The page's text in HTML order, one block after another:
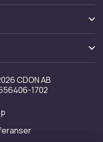
CDON AB
1702